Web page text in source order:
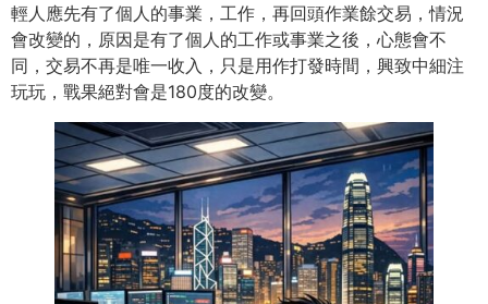
輕人應先有了個人的事業，工作，再回頭作業餘交易，情況
會改變的，原因是有了個人的工作或事業之後，心態會不
同，交易不再是唯一收入，只是用作打發時間，興致中細注
玩玩，戰果絕對會是180度的改變。